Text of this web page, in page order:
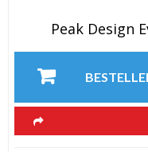
Peak Design